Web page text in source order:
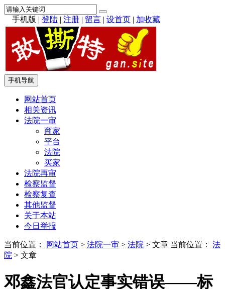
手机版 | 登陆 | 注册 | 留言 | 设首页 | 加收藏
手机导航
网站首页
相关资讯
法院一审
商家
平台
法院
买家
法院再审
检察监督
检察复查
其他监督
关于本站
今日举报
当前位置： 网站首页 > 法院一审 > 法院 > 文章 当前位置： 法
院 > 文章
邓鑫法官认定事实错误——标